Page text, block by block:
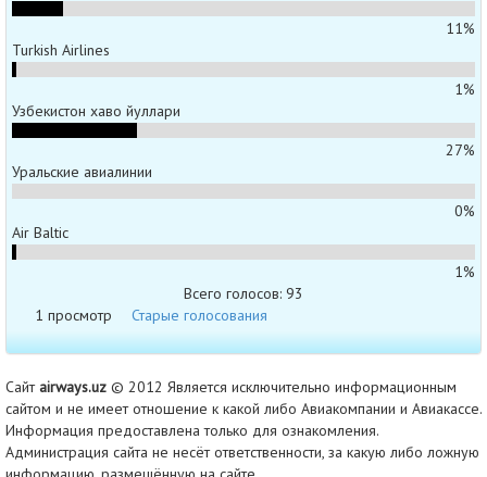
11%
Turkish Airlines
1%
Узбекистон хаво йуллари
27%
Уральские авиалинии
0%
Air Baltic
1%
Всего голосов: 93
1 просмотр
Старые голосования
Сайтairways.uz © 2012 Является исключительно информационным
сайтом и не имеет отношение к какой либо Авиакомпании и Авиакассе.
Информация предоставлена только для ознакомления.
Администрация сайта не несёт ответственности, за какую либо ложную